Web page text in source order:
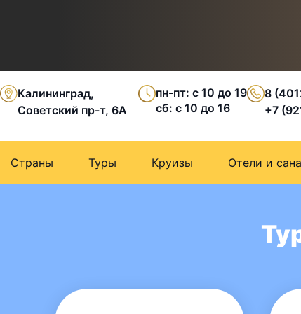
Калининград,
Советский пр-т, 6А
пн-пт: с 10 до 19
сб: с 10 до 16
8
+7
Страны Туры Круизы Отели и